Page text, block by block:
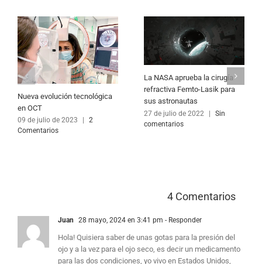
Nueva evolución tecnológica
en OCT
09 de julio de 2023
2
Comentarios
La NASA aprueba la cirugía
refractiva Femto-Lasik para
sus astronautas
27 de julio de 2022
Sin
comentarios
Juan 28 mayo, 2024 en 3:41 pm - Responder
Hola! Quisiera saber de unas gotas para la presión del
ojo y a la vez para el ojo seco, es decir un medicamento
para las dos condiciones, yo vivo en Estados Unidos,